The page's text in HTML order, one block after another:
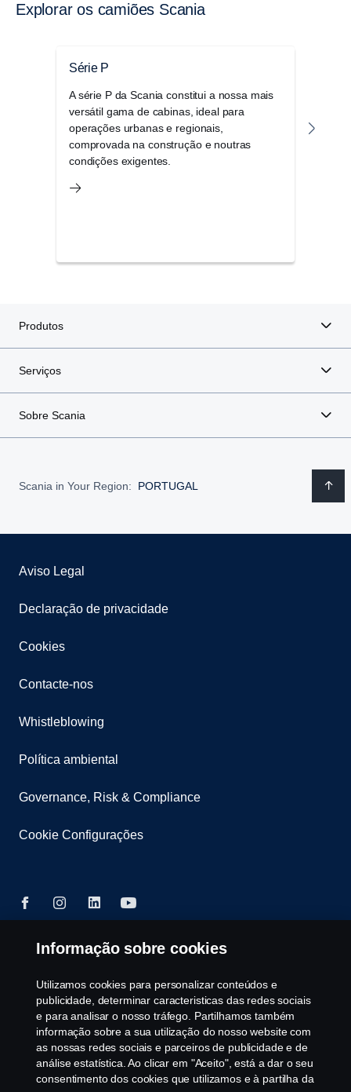
Explorar os camiões Scania
Série P
A série P da Scania constitui a nossa mais
versátil gama de cabinas, ideal para
operações urbanas e regionais,
comprovada na construção e noutras
condições exigentes.
Produtos
Serviços
Sobre Scania
Scania in Your Region: PORTUGAL
Aviso Legal
Declaração de privacidade
Cookies
Contacte-nos
Whistleblowing
Política ambiental
Governance, Risk & Compliance
Cookie Configurações
CV AB (publ), SE-151 87 Södertälje, Sweden, Tel:
+46-8-55 38 10 00, Fax: +46-8-55 38 10 37.
Informação sobre cookies
Utilizamos cookies para personalizar conteúdos e
publicidade, determinar caracteristicas das redes sociais
e para analisar o nosso tráfego. Partilhamos também
informação sobre a sua utilização do nosso website com
as nossas redes sociais e parceiros de publicidade e de
análise estatística. Ao clicar em "Aceito", está a dar o seu
consentimento dos cookies que utilizamos e à partilha da